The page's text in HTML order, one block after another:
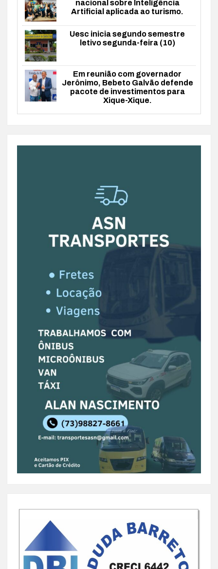
nacional sobre Inteligência
Artificial aplicada ao turismo.
Uesc inicia segundo semestre
letivo segunda-feira (10)
Em reunião com governador
Jerônimo, Bebeto Galvão defende
pacote de investimentos para
Xique-Xique.